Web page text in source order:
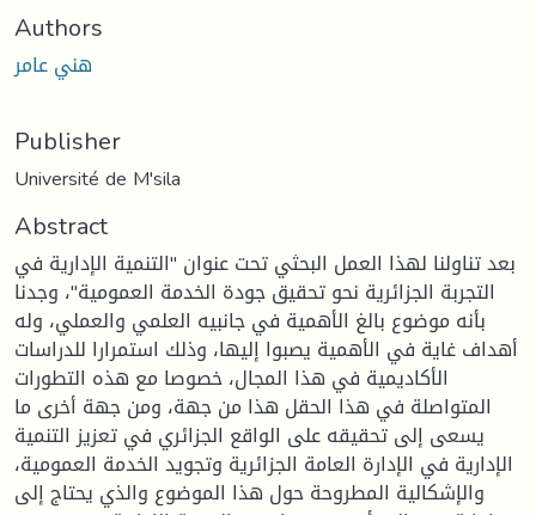
Authors
هني عامر
Publisher
Université de M'sila
Abstract
بعد تناولنا لهذا العمل البحثي تحت عنوان "التنمية الإدارية في
التجربة الجزائرية نحو تحقيق جودة الخدمة العمومية"، وجدنا
بأنه موضوع بالغ الأهمية في جانبيه العلمي والعملي، وله
أهداف غاية في الأهمية يصبوا إليها، وذلك استمرارا للدراسات
الأكاديمية في هذا المجال، خصوصا مع هذه التطورات
المتواصلة في هذا الحقل هذا من جهة، ومن جهة أخرى ما
يسعى إلى تحقيقه على الواقع الجزائري في تعزيز التنمية
الإدارية في الإدارة العامة الجزائرية وتجويد الخدمة العمومية،
والإشكالية المطروحة حول هذا الموضوع والذي يحتاج إلى